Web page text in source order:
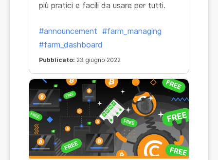
più pratici e facili da usare per tutti.
#announcement #farm_managing
#farm_dashboard
Pubblicato: 23 giugno 2022